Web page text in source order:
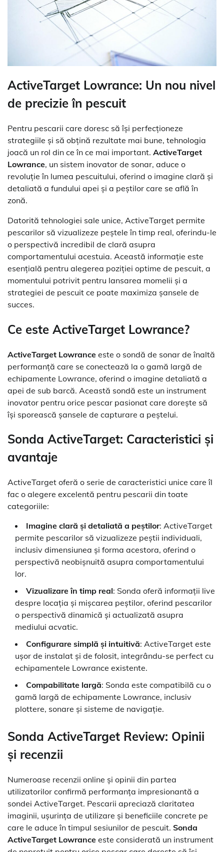
ActiveTarget Lowrance: Un nou nivel
de precizie în pescuit
Pentru pescarii care doresc să își perfecționeze
strategiile și să obțină rezultate mai bune, tehnologia
joacă un rol din ce în ce mai important. ActiveTarget
Lowrance, un sistem inovator de sonar, aduce o
revoluție în lumea pescuitului, oferind o imagine clară și
detaliată a fundului apei și a peștilor care se află în
zonă.
Datorită tehnologiei sale unice, ActiveTarget permite
pescarilor să vizualizeze peștele în timp real, oferindu-le
o perspectivă incredibil de clară asupra
comportamentului acestuia. Această informație este
esențială pentru alegerea poziției optime de pescuit, a
momentului potrivit pentru lansarea momelii și a
strategiei de pescuit ce poate maximiza șansele de
succes.
Ce este ActiveTarget Lowrance?
ActiveTarget Lowrance este o sondă de sonar de înaltă
performanță care se conectează la o gamă largă de
echipamente Lowrance, oferind o imagine detaliată a
apei de sub barcă. Această sondă este un instrument
inovator pentru orice pescar pasionat care dorește să
își sporească șansele de capturare a peștelui.
Sonda ActiveTarget: Caracteristici și
avantaje
ActiveTarget oferă o serie de caracteristici unice care îl
fac o alegere excelentă pentru pescarii din toate
categoriile:
Imagine clară și detaliată a peștilor: ActiveTarget
permite pescarilor să vizualizeze peștii individuali,
inclusiv dimensiunea și forma acestora, oferind o
perspectivă neobișnuită asupra comportamentului
lor.
Vizualizare în timp real: Sonda oferă informații live
despre locația și mișcarea peștilor, oferind pescarilor
o perspectivă dinamică și actualizată asupra
mediului acvatic.
Configurare simplă și intuitivă: ActiveTarget este
ușor de instalat și de folosit, integrându-se perfect cu
echipamentele Lowrance existente.
Compabilitate largă: Sonda este compatibilă cu o
gamă largă de echipamente Lowrance, inclusiv
plottere, sonare și sisteme de navigație.
Sonda ActiveTarget Review: Opinii
și recenzii
Numeroase recenzii online și opinii din partea
utilizatorilor confirmă performanța impresionantă a
sondei ActiveTarget. Pescarii apreciază claritatea
imaginii, ușurința de utilizare și beneficiile concrete pe
care le aduce în timpul sesiunilor de pescuit. Sonda
ActiveTarget Lowrance este considerată un instrument